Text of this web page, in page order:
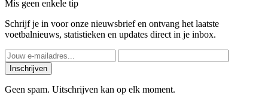
Mis geen enkele tip
Schrijf je in voor onze nieuwsbrief en ontvang het laatste
voetbalnieuws, statistieken en updates direct in je inbox.
Inschrijven
Geen spam. Uitschrijven kan op elk moment.